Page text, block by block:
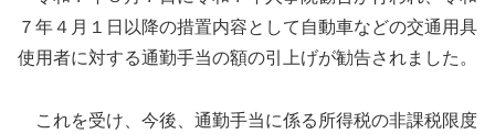
７年４月１日以降の措置内容として自動車などの交通用具
使用者に対する通勤手当の額の引上げが勧告されました。
これを受け、今後、通勤手当に係る所得税の非課税限度